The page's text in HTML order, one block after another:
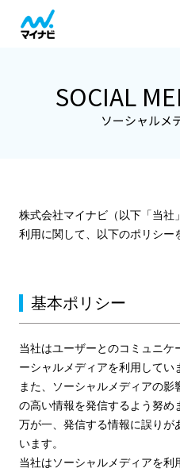
SOCIAL
ソーシャルメ
株式会社マイナビ（以下「当
利用に関して、以下のポリシー
基本ポリシー
当社はユーザーとのコミュニケ
ーシャルメディアを利用してい
また、ソーシャルメディアの
の高い情報を発信するよう努め
万が一、発信する情報に誤り
います。
当社はソーシャルメディアを